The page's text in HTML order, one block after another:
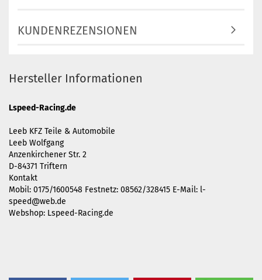
KUNDENREZENSIONEN
Hersteller Informationen
Lspeed-Racing.de
Leeb KFZ Teile & Automobile
Leeb Wolfgang
Anzenkirchener Str. 2
D-84371 Triftern
Kontakt
Mobil: 0175/1600548 Festnetz: 08562/328415 E-Mail: l-
speed@web.de
Webshop: Lspeed-Racing.de